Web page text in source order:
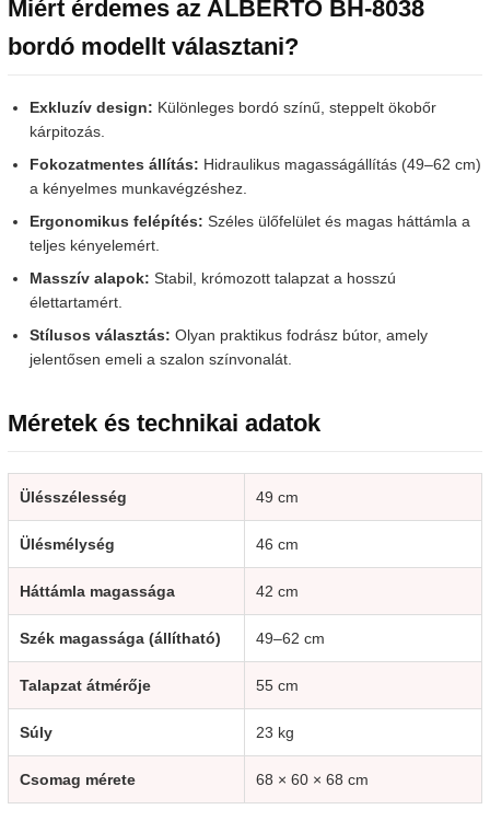
Miért érdemes az ALBERTO BH-8038
bordó modellt választani?
Exkluzív design: Különleges bordó színű, steppelt ökobőr
kárpitozás.
Fokozatmentes állítás: Hidraulikus magasságállítás (49–62 cm)
a kényelmes munkavégzéshez.
Ergonomikus felépítés: Széles ülőfelület és magas háttámla a
teljes kényelemért.
Masszív alapok: Stabil, krómozott talapzat a hosszú
élettartamért.
Stílusos választás: Olyan praktikus fodrász bútor, amely
jelentősen emeli a szalon színvonalát.
Méretek és technikai adatok
Ülésszélesség 49 cm
Ülésmélység 46 cm
Háttámla magassága 42 cm
Szék magassága (állítható) 49–62 cm
Talapzat átmérője 55 cm
Súly 23 kg
Csomag mérete 68 × 60 × 68 cm